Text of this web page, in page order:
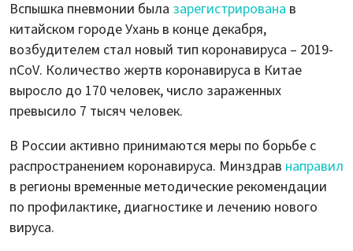
Вспышка пневмонии была зарегистрирована в
китайском городе Ухань в конце декабря,
возбудителем стал новый тип коронавируса – 2019-
nCoV. Количество жертв коронавируса в Китае
выросло до 170 человек, число зараженных
превысило 7 тысяч человек.
В России активно принимаются меры по борьбе с
распространением коронавируса. Минздрав направил
в регионы временные методические рекомендации
по профилактике, диагностике и лечению нового
вируса.